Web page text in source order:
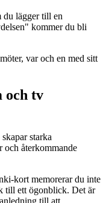
du lägger till en
kommer du bli
var och en med sitt
och tv
starka
och återkommande
kort memorerar du inte
till ett ögonblick. Det är
till att